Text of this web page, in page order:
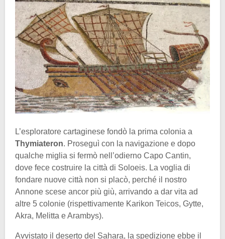
L’esploratore cartaginese fondò la prima colonia a
Thymiateron. Proseguì con la navigazione e dopo
qualche miglia si fermò nell’odierno Capo Cantin,
dove fece costruire la città di Soloeis. La voglia di
fondare nuove città non si placò, perché il nostro
Annone scese ancor più giù, arrivando a dar vita ad
altre 5 colonie (rispettivamente Karikon Teicos, Gytte,
Akra, Melitta e Arambys).
Avvistato il deserto del Sahara, la spedizione ebbe il